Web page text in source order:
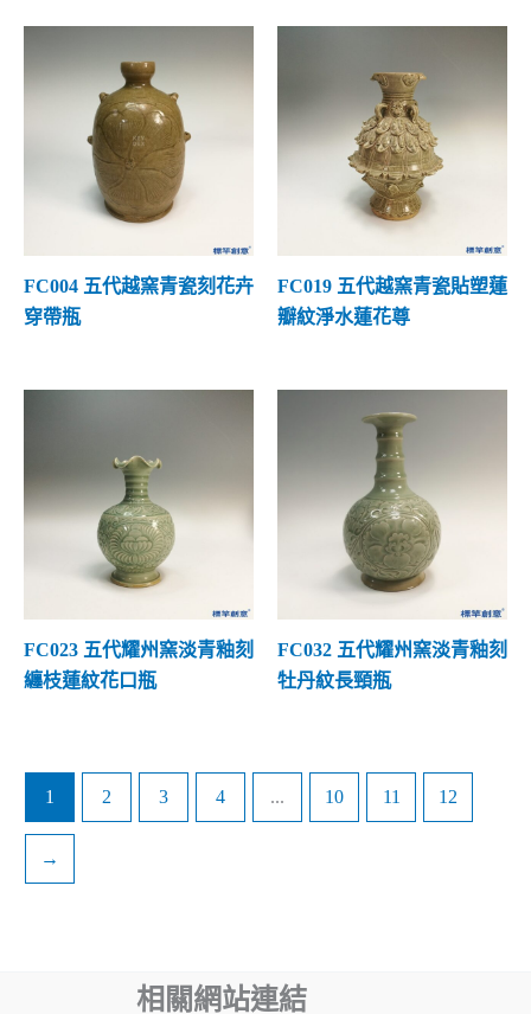
FC004 五代越窯青瓷刻花卉
穿帶瓶
FC019 五代越窯青瓷貼塑蓮
瓣紋淨水蓮花尊
FC023 五代耀州窯淡青釉刻
纏枝蓮紋花口瓶
FC032 五代耀州窯淡青釉刻
牡丹紋長頸瓶
1 2 3 4 ... 10 11 12
→
相關網站連結